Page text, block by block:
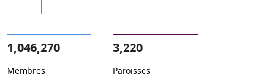
1,046,270
Membres
3,220
Paroisses